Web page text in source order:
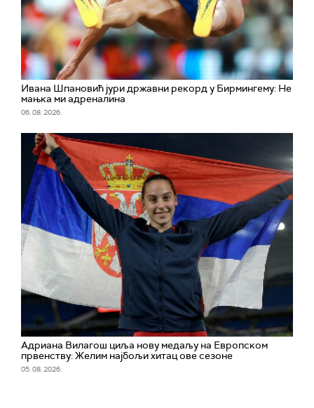
Ивана Шпановић јури државни рекорд у Бирмингему: Не
мањка ми адреналина
06. 08. 2026.
Адриана Вилагош циља нову медаљу на Европском
првенству: Желим најбољи хитац ове сезоне
05. 08. 2026.